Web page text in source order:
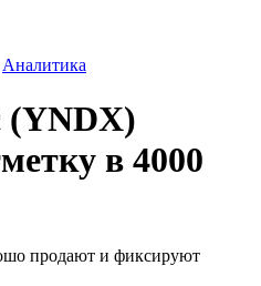
Аналитика
(YNDX)
в 4000
продают и фиксируют